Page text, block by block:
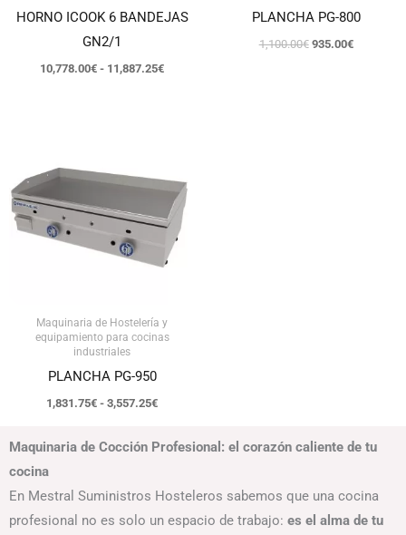
HORNO ICOOK 6 BANDEJAS
GN2/1
10,778.00€ - 11,887.25€
PLANCHA PG-800
1,100.00€ 935.00€
Maquinaria de Hostelería y
equipamiento para cocinas
industriales
PLANCHA PG-950
1,831.75€ - 3,557.25€
1,831.75€
hasta
3,557.25€
Maquinaria de Cocción Profesional: el corazón caliente de tu
cocina
En Mestral Suministros Hosteleros sabemos que una cocina
profesional no es solo un espacio de trabajo: es el alma de tu